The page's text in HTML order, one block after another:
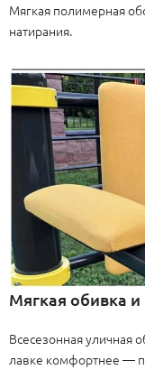
Мягкая полимерная
натирания.
Мягкая обивка
Всесезонная уличная
лавке комфортнее —